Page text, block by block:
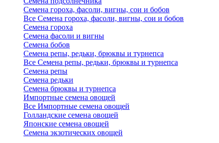
Семена гороха, фасоли, вигны, сои и бобов
Все Семена гороха, фасоли, вигны, сои и бобов
Семена гороха
Семена фасоли и вигны
Семена бобов
Семена репы, редьки, брюквы и турнепса
Все Семена репы, редьки, брюквы и турнепса
Семена репы
Семена редьки
Семена брюквы и турнепса
Импортные семена овощей
Все Импортные семена овощей
Голландские семена овощей
Японские семена овощей
Семена экзотических овощей